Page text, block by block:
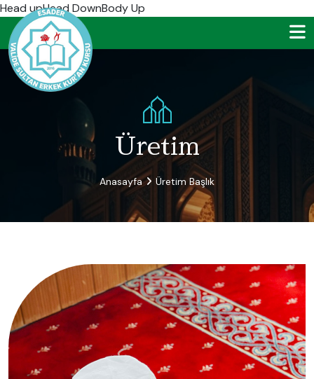
Head upHead DownBody Up
Üretim
Anasayfa Üretim Başlık